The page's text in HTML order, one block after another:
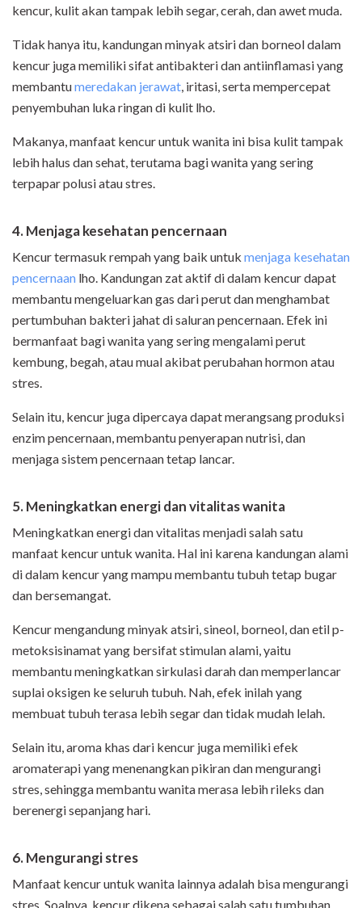
kencur, kulit akan tampak lebih segar, cerah, dan awet muda.
Tidak hanya itu, kandungan minyak atsiri dan borneol dalam
kencur juga memiliki sifat antibakteri dan antiinflamasi yang
membantumeredakan jerawat, iritasi, serta mempercepat
penyembuhan luka ringan di kulit lho.
Makanya, manfaat kencur untuk wanita ini bisa kulit tampak
lebih halus dan sehat, terutama bagi wanita yang sering
terpapar polusi atau stres.
4. Menjaga kesehatan pencernaan
Kencur termasuk rempah yang baik untuk menjaga kesehatan
pencernaan lho. Kandungan zat aktif di dalam kencur dapat
membantu mengeluarkan gas dari perut dan menghambat
pertumbuhan bakteri jahat di saluran pencernaan. Efek ini
bermanfaat bagi wanita yang sering mengalami perut
kembung, begah, atau mual akibat perubahan hormon atau
stres.
Selain itu, kencur juga dipercaya dapat merangsang produksi
enzim pencernaan, membantu penyerapan nutrisi, dan
menjaga sistem pencernaan tetap lancar.
5. Meningkatkan energi dan vitalitas wanita
Meningkatkan energi dan vitalitas menjadi salah satu
manfaat kencur untuk wanita. Hal ini karena kandungan alami
di dalam kencur yang mampu membantu tubuh tetap bugar
dan bersemangat.
Kencur mengandung minyak atsiri, sineol, borneol, dan etil p-
metoksisinamat yang bersifat stimulan alami, yaitu
membantu meningkatkan sirkulasi darah dan memperlancar
suplai oksigen ke seluruh tubuh. Nah, efek inilah yang
membuat tubuh terasa lebih segar dan tidak mudah lelah.
Selain itu, aroma khas dari kencur juga memiliki efek
aromaterapi yang menenangkan pikiran dan mengurangi
stres, sehingga membantu wanita merasa lebih rileks dan
berenergi sepanjang hari.
6. Mengurangi stres
Manfaat kencur untuk wanita lainnya adalah bisa mengurangi
stres. Soalnya, kencur dikena sebagai salah satu tumbuhan